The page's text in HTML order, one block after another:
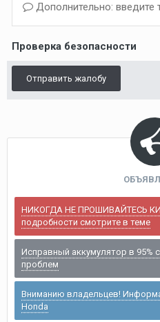
Дополнительно: введите
Проверка безопасности
Отправить жалобу
НИКОГДА НЕ ПРОШИВАЙТЕСЬ
подробности смотрите в теме
Исправный аккумулятор в 95%
проблем
Вниманию владельцев!
Honda